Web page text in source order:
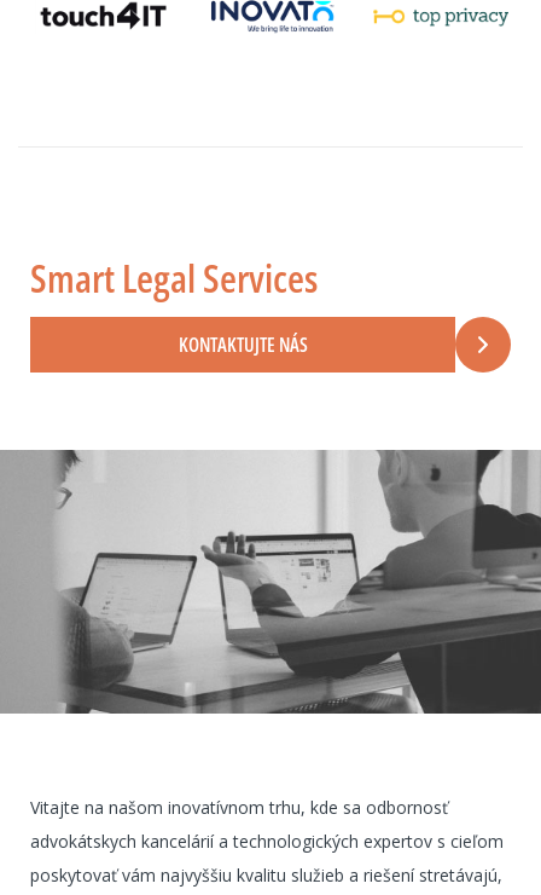
Smart Legal Services
KONTAKTUJTE NÁS
Vitajte na našom inovatívnom trhu, kde sa odbornosť
advokátskych kancelárií a technologických expertov s cieľom
poskytovať vám najvyššiu kvalitu služieb a riešení stretávajú,